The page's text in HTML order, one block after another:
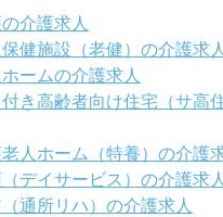
介護求人
健施設（老健）の介護求人
ームの介護求人
き高齢者向け住宅（サ高
人ホーム（特養）の介護
デイサービス）の介護求人
通所リハ）の介護求人